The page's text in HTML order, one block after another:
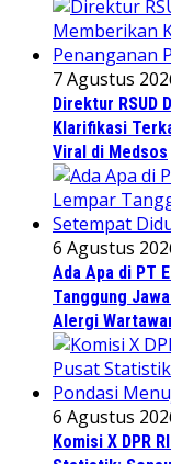
7 Agustus
Direktur RSUD
Klarifikasi
Viral di Medsos
6 Agustus
Ada Apa di PT
Tanggung
Alergi
6 Agustus
Komisi X DPR